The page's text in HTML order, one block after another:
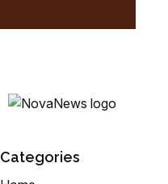
Categories